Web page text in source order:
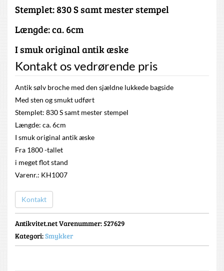
Stemplet: 830 S samt mester stempel
Længde: ca. 6cm
I smuk original antik æske
Kontakt os vedrørende pris
Antik sølv broche med den sjældne lukkede bagside
Med sten og smukt udført
Stemplet: 830 S samt mester stempel
Længde: ca. 6cm
I smuk original antik æske
Fra 1800 -tallet
i meget flot stand
Varenr.: KH1007
Kontakt
Antikvitet.net Varenummer: 527629
Kategori:Smykker